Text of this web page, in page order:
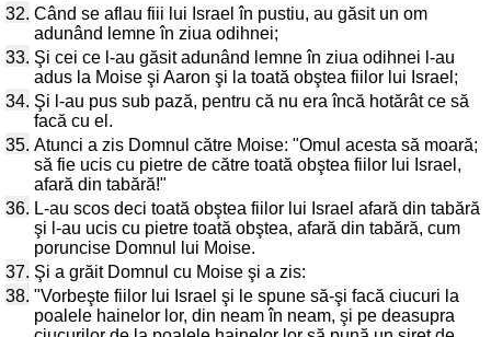
32. Când se aflau fiii lui Israel în pustiu, au găsit un om
adunând lemne în ziua odihnei;
33. Şi cei ce l-au găsit adunând lemne în ziua odihnei l-au
adus la Moise şi Aaron şi la toată obştea fiilor lui Israel;
34. Şi l-au pus sub pază, pentru că nu era încă hotărât ce să
facă cu el.
35. Atunci a zis Domnul către Moise: "Omul acesta să moară;
să fie ucis cu pietre de către toată obştea fiilor lui Israel,
afară din tabără!"
36. L-au scos deci toată obştea fiilor lui Israel afară din tabără
şi l-au ucis cu pietre toată obştea, afară din tabără, cum
poruncise Domnul lui Moise.
37. Şi a grăit Domnul cu Moise şi a zis:
38. "Vorbeşte fiilor lui Israel şi le spune să-şi facă ciucuri la
poalele hainelor lor, din neam în neam, şi pe deasupra